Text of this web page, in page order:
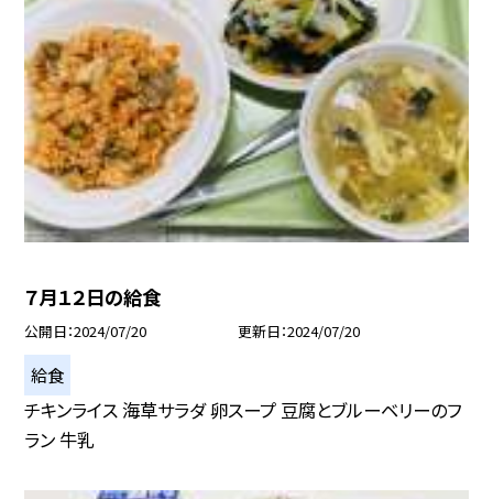
７月１２日の給食
公開日 2024/07/20 更新日 2024/07/20
給食
チキンライス 海草サラダ 卵スープ 豆腐とブルーベリーのフ
ラン 牛乳